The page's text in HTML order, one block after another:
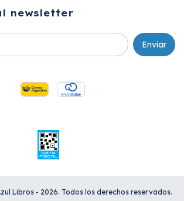
newsletter
Libros - 2026. Todos los derechos reservados.